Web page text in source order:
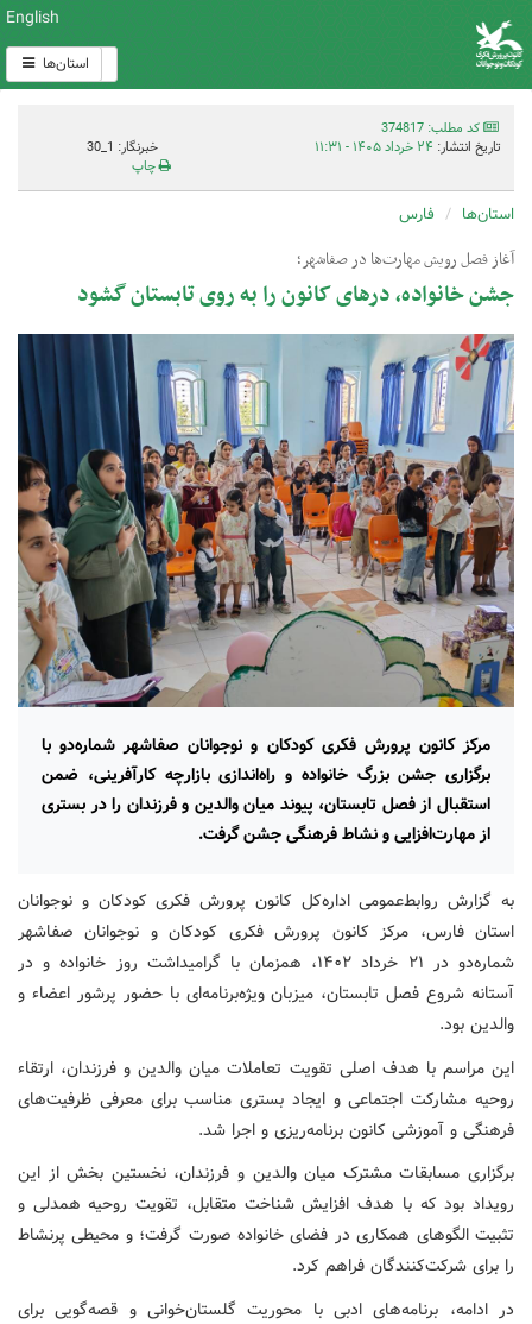
English
استان‌ها
کد مطلب: 374817
تاریخ انتشار: ۲۴ خرداد ۱۴۰۵ - ۱۱:۳۱
خبرنگار: 1_30
چاپ
استان‌ها فارس
آغاز فصل رویش مهارت‌ها در صفاشهر؛
جشن خانواده، درهای کانون را به روی تابستان گشود
مرکز کانون پرورش فکری کودکان و نوجوانان صفاشهر شماره‌دو با
برگزاری جشن بزرگ خانواده و راه‌اندازی بازارچه کارآفرینی، ضمن
استقبال از فصل تابستان، پیوند میان والدین و فرزندان را در بستری
از مهارت‌افزایی و نشاط فرهنگی جشن گرفت.
به گزارش روابط‌عمومی اداره‌کل کانون پرورش فکری کودکان و نوجوانان
استان فارس، مرکز کانون پرورش فکری کودکان و نوجوانان صفاشهر
شماره‌دو در ۲۱ خرداد ۱۴۰۲، همزمان با گرامیداشت روز خانواده و در
آستانه شروع فصل تابستان، میزبان ویژه‌برنامه‌ای با حضور پرشور اعضاء و
والدین بود.
این مراسم با هدف اصلی تقویت تعاملات میان والدین و فرزندان، ارتقاء
روحیه مشارکت اجتماعی و ایجاد بستری مناسب برای معرفی ظرفیت‌های
فرهنگی و آموزشی کانون برنامه‌ریزی و اجرا شد.
برگزاری مسابقات مشترک میان والدین و فرزندان، نخستین بخش از این
رویداد بود که با هدف افزایش شناخت متقابل، تقویت روحیه همدلی و
تثبیت الگوهای همکاری در فضای خانواده صورت گرفت؛ و محیطی پرنشاط
را برای شرکت‌کنندگان فراهم کرد.
در ادامه، برنامه‌های ادبی با محوریت گلستان‌خوانی و قصه‌گویی برای